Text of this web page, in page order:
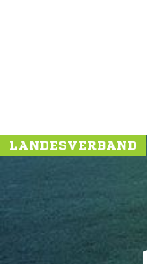
LANDESVERBAND